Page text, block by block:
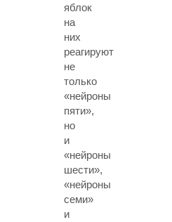
яблок
на
них
реагируют
не
только
«нейроны
пяти»,
но
и
«нейроны
шести»,
«нейроны
семи»
и